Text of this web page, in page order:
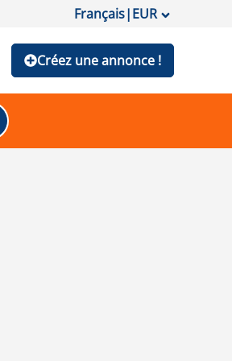
Français|EUR
Créez une annonce !